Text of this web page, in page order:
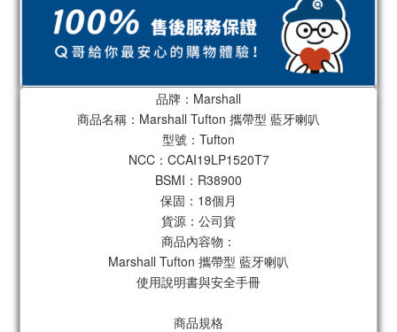
品牌：Marshall
商品名稱：Marshall Tufton 攜帶型 藍牙喇叭
型號：Tufton
NCC：CCAI19LP1520T7
BSMI：R38900
保固：18個月
貨源：公司貨
商品內容物：
Marshall Tufton 攜帶型 藍牙喇叭
使用說明書與安全手冊
商品規格